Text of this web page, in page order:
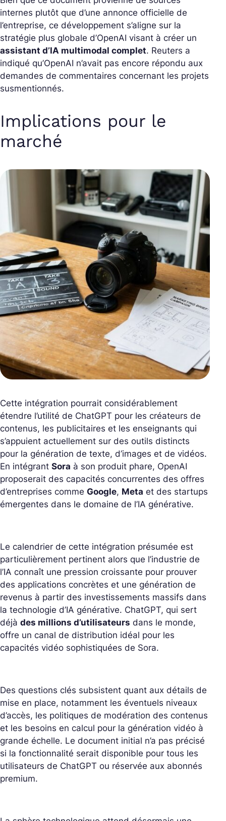
internes plutôt que d’une annonce officielle de
l’entreprise, ce développement s’aligne sur la
stratégie plus globale d’OpenAI visant à créer un
assistant d’IA multimodal complet. Reuters a
indiqué qu’OpenAI n’avait pas encore répondu aux
demandes de commentaires concernant les projets
susmentionnés.
Implications pour le
marché
Cette intégration pourrait considérablement
étendre l’utilité de ChatGPT pour les créateurs de
contenus, les publicitaires et les enseignants qui
s’appuient actuellement sur des outils distincts
pour la génération de texte, d’images et de vidéos.
En intégrant Sora à son produit phare, OpenAI
proposerait des capacités concurrentes des offres
d’entreprises comme Google, Meta et des startups
émergentes dans le domaine de l’IA générative.
Le calendrier de cette intégration présumée est
particulièrement pertinent alors que l’industrie de
l’IA connaît une pression croissante pour prouver
des applications concrètes et une génération de
revenus à partir des investissements massifs dans
la technologie d’IA générative. ChatGPT, qui sert
déjà des millions d’utilisateurs dans le monde,
offre un canal de distribution idéal pour les
capacités vidéo sophistiquées de Sora.
Des questions clés subsistent quant aux détails de
mise en place, notamment les éventuels niveaux
d’accès, les politiques de modération des contenus
et les besoins en calcul pour la génération vidéo à
grande échelle. Le document initial n’a pas précisé
si la fonctionnalité serait disponible pour tous les
utilisateurs de ChatGPT ou réservée aux abonnés
premium.